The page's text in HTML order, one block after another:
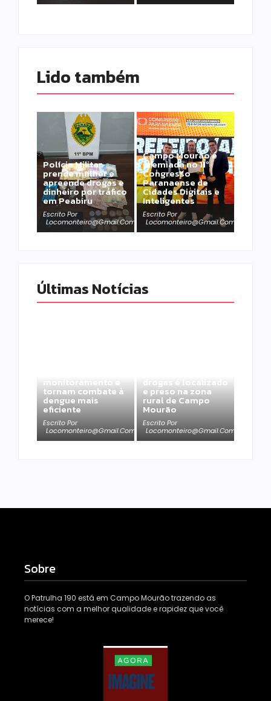
Lido também
Polícia Militar
prende mulher e
apreende drogas e
dinheiro por tráfico
em Peabiru
Escrito Por
Locomonteiro@gmail.com
Campo Mourão é
premiada no 11º
Congresso
Paranaense de
Cidades Digitais e
Inteligentes
Escrito Por
Locomonteiro@gmail.com
Últimas Notícias
monitoramento e
tornam combate à
dengue mais
eficiente
Escrito Por
Locomonteiro@gmail.com
drogas é localizado
e preso na zona
rural de Campo
Mourão
Escrito Por
Locomonteiro@gmail.com
Sobre
O Patrulha 190 está em Campo Mourão trazendo as
notícias com a melhor qualidade e rapidez que você
merece!